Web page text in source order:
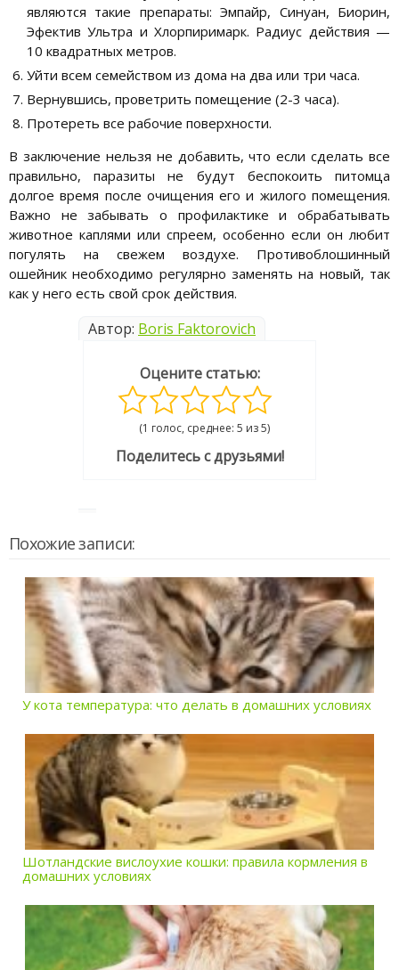
являются такие препараты: Эмпайр, Синуан, Биорин,
Эфектив Ультра и Хлорпиримарк. Радиус действия —
10 квадратных метров.
Уйти всем семейством из дома на два или три часа.
Вернувшись, проветрить помещение (2-3 часа).
Протереть все рабочие поверхности.
В заключение нельзя не добавить, что если сделать все
правильно, паразиты не будут беспокоить питомца
долгое время после очищения его и жилого помещения.
Важно не забывать о профилактике и обрабатывать
животное каплями или спреем, особенно если он любит
погулять на свежем воздухе. Противоблошинный
ошейник необходимо регулярно заменять на новый, так
как у него есть свой срок действия.
Автор: Boris Faktorovich
Оцените статью:
(1 голос, среднее: 5 из 5)
Поделитесь с друзьями!
Похожие записи:
У кота температура: что делать в домашних условиях
Шотландские вислоухие кошки: правила кормления в
домашних условиях